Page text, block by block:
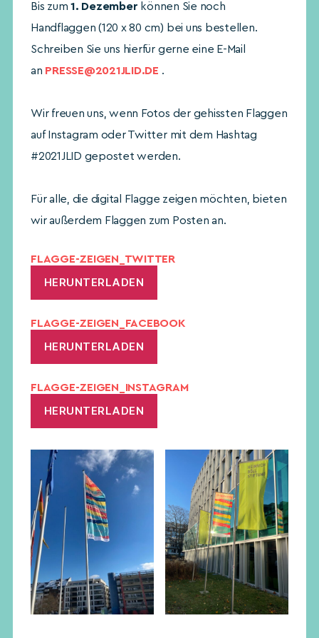
Bis zum1. Dezember können Sie noch
Handflaggen (120 x 80 cm) bei uns bestellen.
Schreiben Sie uns hierfür gerne eine E-Mail
an PRESSE@2021JLID.DE .
Wir freuen uns, wenn Fotos der gehissten Flaggen
auf Instagram oder Twitter mit dem Hashtag
#2021JLID gepostet werden.
Für alle, die digital Flagge zeigen möchten, bieten
wir außerdem Flaggen zum Posten an.
FLAGGE-ZEIGEN_TWITTER
HERUNTERLADEN
FLAGGE-ZEIGEN_FACEBOOK
HERUNTERLADEN
FLAGGE-ZEIGEN_INSTAGRAM
HERUNTERLADEN